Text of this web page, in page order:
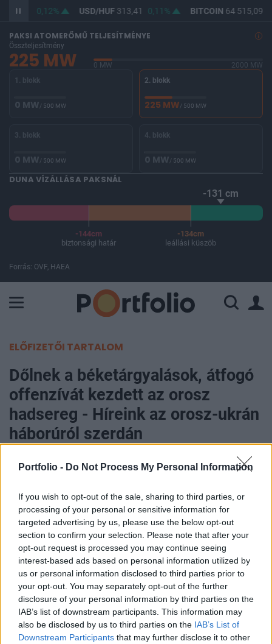
Portfolio - Do Not Process My Personal Information
If you wish to opt-out of the sale, sharing to third parties, or
processing of your personal or sensitive information for
targeted advertising by us, please use the below opt-out
section to confirm your selection. Please note that after your
opt-out request is processed you may continue seeing
interest-based ads based on personal information utilized by
us or personal information disclosed to third parties prior to
your opt-out. You may separately opt-out of the further
disclosure of your personal information by third parties on the
IAB’s list of downstream participants. This information may
also be disclosed by us to third parties on the IAB’s List of
Downstream Participants that may further disclose it to other
362,18 0,12% USD/HUF313,41 0,11% BITCOIN64 515,09
PAKSI ATOMERŐMŰ TELJESÍTMÉNYE
Összteljesítmény
225 MW 0 MW
2000 MW
1. blokk
0 MW/ 500 MW
2. blokk
225 MW/ 500 MW
3. blokk
0 MW/ 500 MW
4. blokk
0 MW/ 500 MW
DUNA VÍZÁLLÁSA PAKSNÁL
-131 cm
-144cm
biztonsági határ
-134cm
leállási küszöb
Forrás: OVF, HAEA
ELŐFIZETŐI TARTALOM
Dőlnek a béketárgyalások, átfogó
offenzívát kezdett az orosz
hadsereg - Híreink az orosz-ukrán
háborúról szerdán
Portfolio
Úgy néz ki, Ukrajna visszautasította azt a
béketervet, melyet Donald Trump amerikai elnök
csapata ma Londonban tárgyalt volna. Marco
Rubio amerikai külügyminiszter után sorra
mondják le a részvételt a tárgyalásra meghívott
országok, a találkozót délelőtt hivatalosan is
elhalasztották. Közben az orosz haderő intenzív
támadást folytat Ukrajnában: erős nyomás alatt
Liman, Kupjanszk, Toreck és Pokrovszk.